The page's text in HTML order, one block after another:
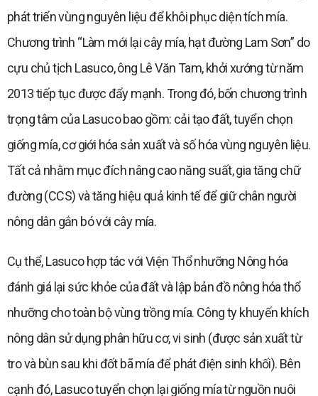
phát triển vùng nguyên liệu để khôi phục diện tích mía.
Chương trình “Làm mới lại cây mía, hạt đường Lam Sơn” do
cựu chủ tịch Lasuco, ông Lê Văn Tam, khởi xướng từ năm
2013 tiếp tục được đẩy mạnh. Trong đó, bốn chương trình
trọng tâm của Lasuco bao gồm: cải tạo đất, tuyển chọn
giống mía, cơ giới hóa sản xuất và số hóa vùng nguyên liệu.
Tất cả nhằm mục đích nâng cao năng suất, gia tăng chữ
đường (CCS) và tăng hiệu quả kinh tế để giữ chân người
nông dân gắn bó với cây mía.
Cụ thể, Lasuco hợp tác với Viện Thổ nhưỡng Nông hóa
đánh giá lại sức khỏe của đất và lập bản đồ nông hóa thổ
nhưỡng cho toàn bộ vùng trồng mía. Công ty khuyến khích
nông dân sử dụng phân hữu cơ, vi sinh (được sản xuất từ
tro và bùn sau khi đốt bã mía để phát điện sinh khối). Bên
cạnh đó, Lasuco tuyển chọn lại giống mía từ nguồn nuôi